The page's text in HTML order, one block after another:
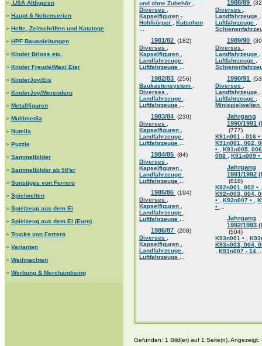
»
.USA Altfiguren
» Haupt & Nebenserien
» Hefte, Zeitschriften und Kataloge
» HPF Bauanleitungen
» Kinder Brioss etc.
» Kinder Freude/Maxi Eier
» KinderJoy/Eis
» KinderJoy/Merendero
» Metallfiguren
» Multimedia
» Nutella
» Puzzle
» Sammelbilder
» Sammelbilder ab 50'er
» Sonstiges von Ferrero
» Spielwelten
» Spielzeug aus dem Ei
» Spielzeug aus dem Ei (Euro)
» Trucks von Ferrero
» Varianten
» Weihnachten
» Werbung & Merchandising
und ohne Zubehör
Diverses
Kapselfiguren -
Hohlkörper
Kutschen
1981/82 (182)
Diverses
Kapselfiguren
Landfahrzeuge
Luftfahrzeuge
1982/83 (256)
Baukastensystem
Diverses
Landfahrzeuge
Luftfahrzeuge
1983/84 (230)
Diverses
Kapselfiguren
Landfahrzeuge
Luftfahrzeuge
1984/85 (84)
Diverses
Kapselfiguren
Landfahrzeuge
Luftfahrzeuge
1985/86 (194)
Diverses
Kapselfiguren
Landfahrzeuge
Luftfahrzeuge
1986/87 (208)
Diverses
Kapselfiguren
Landfahrzeuge
Luftfahrzeuge
1988/89
Diverses
Landfahrzeuge
Luftfahrzeuge
1989/90
Diverses
Landfahrzeuge
Luftfahrzeuge
1990/91
Diverses
Landfahrzeuge
Luftfahrzeuge
Minispielwelten
Jahrgang
1990/1991
(777)
K91n001 - 016 •
K91n001, 002,
•
K91n005,
008
K91n009 •
Jahrgang
1991/1992
(818)
K92n001, 002 •
K92n003, 004,
•
K92n007 •
•
Jahrgang
1992/1993
(504)
K93n001 •
K93n003, 004,
K93n007 - 14
Gefunden: 1 Bild(er) auf 1 Seite(n). Angezeigt: